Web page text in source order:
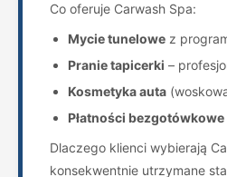
Co oferuje Carwash Spa:
Mycie tunelowe z
Pranie tapicerki –
Kosmetyka auta
Płatności
Dlaczego klienci wybierają
konsekwentnie utrzymane